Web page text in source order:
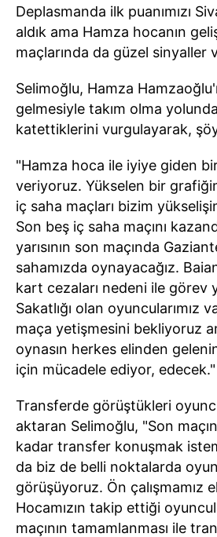
Deplasmanda ilk puanımızı
aldık ama Hamza hocanın
maçlarında da güzel sinyaller
Selimoğlu, Hamza
gelmesiyle takım olma
katettiklerini vurgulayarak,
"Hamza hoca ile iyiye giden
veriyoruz. Yükselen bir
iç saha maçları bizim
Son beş iç saha maçını
yarısının son maçında
sahamızda oynayacağız.
kart cezaları nedeni ile görev
Sakatlığı olan oyuncularımız
maça yetişmesini bekliyoruz
oynasın herkes elinden
için mücadele ediyor, edecek."
Transferde görüştükleri
aktaran Selimoğlu, "Son
kadar transfer konuşmak
da biz de belli noktalarda
görüşüyoruz. Ön çalışmamız
Hocamızın takip ettiği
maçının tamamlanması ile